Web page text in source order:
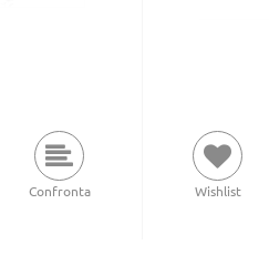
Confronta Wishlist